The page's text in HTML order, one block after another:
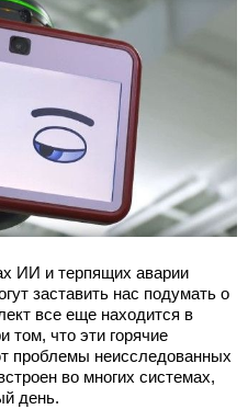
ИИ и терпящих аварии
заставить нас подумать о
все еще находится в
том, что эти горячие
проблемы неисследованных
во многих системах,
день.